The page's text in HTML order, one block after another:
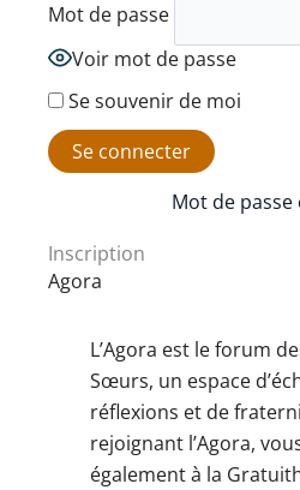
Mot de passe
Voir mot de passe
Se souvenir de moi
Mot de passe
Inscription
Agora
L’Agora est le forum
Sœurs, un espace
réflexions et de
rejoignant l’Agora,
également à la